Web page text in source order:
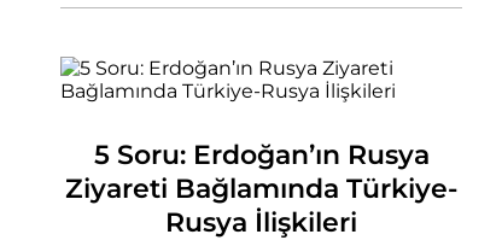
5 Soru: Erdoğan’ın Rusya
Ziyareti Bağlamında Türkiye-
Rusya İlişkileri